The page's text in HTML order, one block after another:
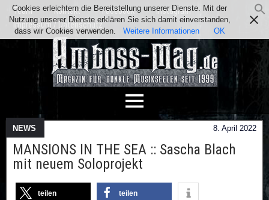
Team Kontakt Facebook
Instagram
Impressum / Datenschutz
NEWS 8. April 2022
MANSIONS IN THE SEA :: Sascha Blach
mit neuem Soloprojekt
teilen teilen
Cookies erleichtern die Bereitstellung unserer Dienste. Mit der
Nutzung unserer Dienste erklären Sie sich damit einverstanden,
dass wir Cookies verwenden.
Weitere Informationen OK